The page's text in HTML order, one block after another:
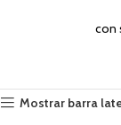
con
Mostrar barra